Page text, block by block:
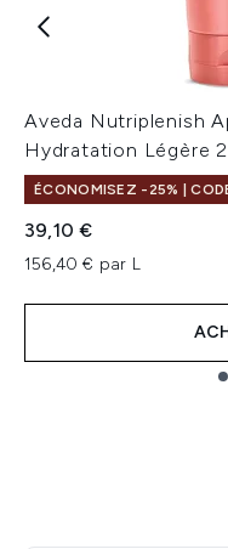
Aveda Nutriplenish
Hydratation Légère
ÉCONOMISEZ -25% |
39,10 €
156,40 € par L